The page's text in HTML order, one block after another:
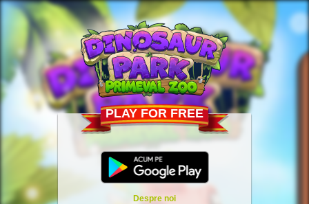
PLAY FOR FREE
Despre noi